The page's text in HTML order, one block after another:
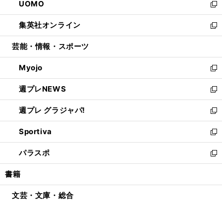
く
で
開
く
ド
ウ
で
開
ィ
ン
ド
ウ
開
く
い
ウ
ィ
ン
ウ
で
開
く
UOMO
新
し
い
ウ
ン
ド
ウ
で
開
く
集英社オンライン
新
し
ウ
ィ
ン
ド
ウ
で
開
く
芸能・情報・スポーツ
Myojo
新
し
い
ウ
ィ
ン
ド
ウ
で
開
週プレNEWS
新
し
い
ウ
ィ
ン
ド
ウ
開
週プレ グラジャパ!
新
し
い
ウ
ィ
ン
ウ
Sportiva
新
し
い
ウ
ン
パラスポ
新
し
ウ
書籍
文芸・文庫・総合